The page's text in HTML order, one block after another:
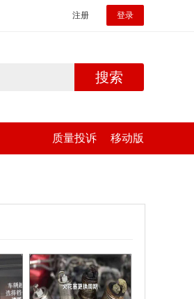
注册 登录
搜索
质量投诉 移动版